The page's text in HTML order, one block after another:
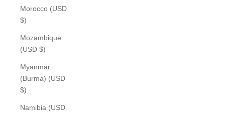
Morocco (USD
$)
Mozambique
(USD $)
Myanmar
(Burma) (USD
$)
Namibia (USD